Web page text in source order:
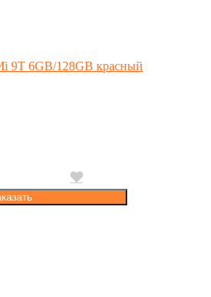
9T 6GB/128GB красный